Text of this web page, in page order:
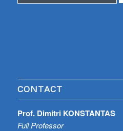
CONTACT
Prof. Dimitri KONSTANTAS
Full Professor